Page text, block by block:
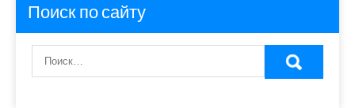
Поиск по сайту